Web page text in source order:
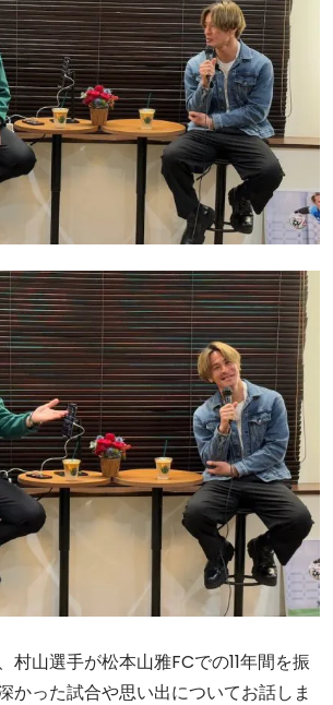
村山選手が松本山雅FCでの11年間を振
かった試合や思い出についてお話しま